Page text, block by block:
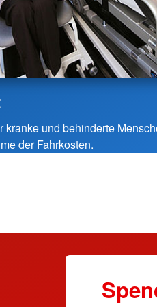
kranke und behinderte
der Fahrkosten.